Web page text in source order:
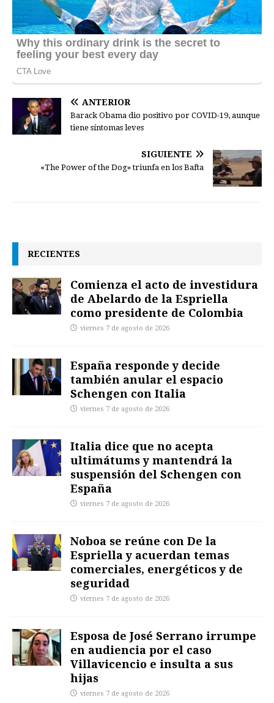
ANTERIOR
Barack Obama dio positivo por COVID-19, aunque
tiene síntomas leves
SIGUIENTE
«The Power of the Dog» triunfa en los Bafta
RECIENTES
Comienza el acto de investidura
de Abelardo de la Espriella
como presidente de Colombia
viernes 7 de agosto de 2026
España responde y decide
también anular el espacio
Schengen con Italia
viernes 7 de agosto de 2026
Italia dice que no acepta
ultimátums y mantendrá la
suspensión del Schengen con
España
viernes 7 de agosto de 2026
Noboa se reúne con De la
Espriella y acuerdan temas
comerciales, energéticos y de
seguridad
viernes 7 de agosto de 2026
Esposa de José Serrano irrumpe
en audiencia por el caso
Villavicencio e insulta a sus
hijas
viernes 7 de agosto de 2026